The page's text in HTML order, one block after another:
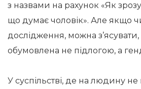
з назвами на рахунок «Як
що думає чоловік». Але якщо
дослідження, можна
обумовлена ​​не підлогою, а
У суспільстві, де на людину